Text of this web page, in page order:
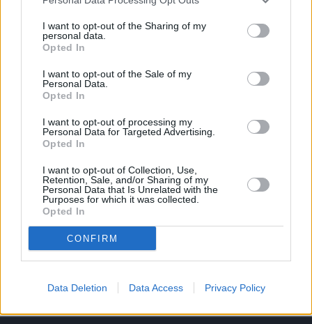
I want to opt-out of the Sharing of my
personal data.
Opted In
I want to opt-out of the Sale of my
Personal Data.
Opted In
I want to opt-out of processing my
Personal Data for Targeted Advertising.
Opted In
I want to opt-out of Collection, Use,
Retention, Sale, and/or Sharing of my
Personal Data that Is Unrelated with the
Purposes for which it was collected.
Opted In
CONFIRM
Data Deletion Data Access Privacy Policy
Το άρθρο δεν έχει ακόμα βαθμολογηθεί.
Βαθμολογήστε αυτό το άρθρο:
Η Κατερίνα Στεφανίδη
ξεκίνησε με 4,65μ. στο Όστιν
Φορώντας κουστούμια, αλλά